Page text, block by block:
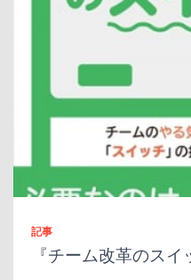
記事
『チーム改革のスイ